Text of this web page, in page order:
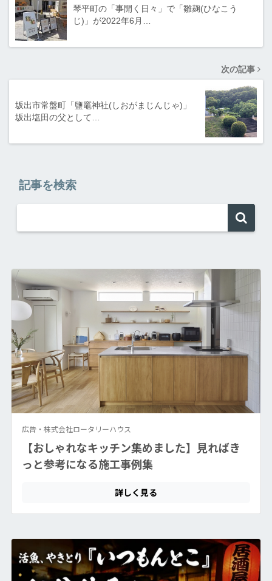
琴平町の「事開く日々」で「雛麹(ひなこう
じ)」が2022年6月…
次の記事
坂出市常盤町「鹽竈神社(しおがまじんじゃ)」
坂出塩田の父として…
記事を検索